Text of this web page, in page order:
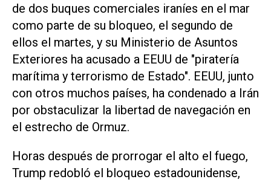
de dos buques comerciales iraníes en el mar
como parte de su bloqueo, el segundo ‌de
ellos el martes, y su Ministerio de Asuntos
Exteriores ha acusado a EEUU de "piratería
marítima y terrorismo de Estado". EEUU, junto
con otros muchos países, ha condenado a Irán
por obstaculizar la libertad de navegación en
el estrecho de Ormuz.
Horas después de prorrogar el alto el fuego,
Trump redobló el bloqueo estadounidense,